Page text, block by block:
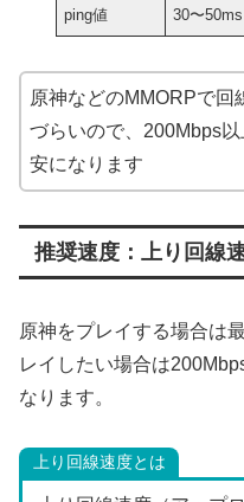
ping値 30〜50ms
原神などのMMORPで回
づらいので、200Mbps
安になります
推奨速度：上り回線
原神をプレイする場合は
レイしたい場合は
なります。
上り回線速度とは